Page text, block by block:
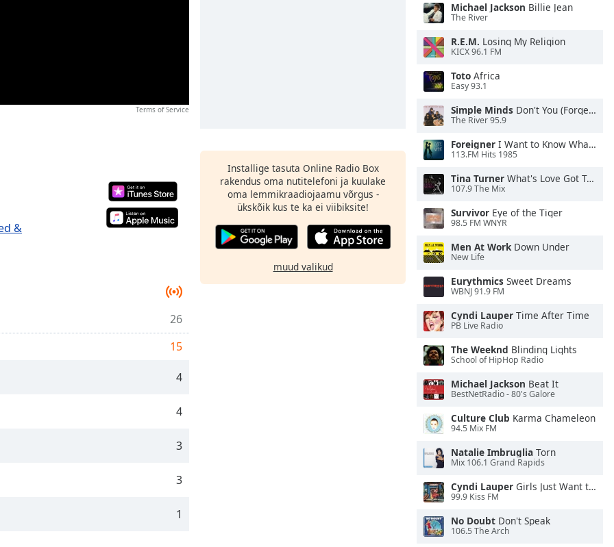
Terms of Service
&
26
15
4
4
3
3
1
Installige tasuta Online Radio Box
rakendus oma nutitelefoni ja kuulake
oma lemmikraadiojaamu võrgus -
ükskõik kus te ka ei viibiksite!
muud valikud
Michael Jackson Billie Jean
The River
R.E.M. Losing My Religion
KICX 96.1 FM
Toto Africa
Easy 93.1
Simple Minds Don't You (Forget About Me)
The River 95.9
Foreigner I Want to Know What Love Is
113.FM Hits 1985
Tina Turner What's Love Got To Do With It
107.9 The Mix
Survivor Eye of the Tiger
98.5 FM WNYR
Men At WorkDown Under
New Life
Eurythmics Sweet Dreams
WBNJ 91.9 FM
Cyndi Lauper Time After Time
PB Live Radio
The Weeknd Blinding Lights
School of HipHop Radio
Michael Jackson Beat It
BestNetRadio - 80's Galore
Culture Club Karma Chameleon
94.5 Mix FM
Natalie Imbruglia Torn
Mix 106.1 Grand Rapids
Cyndi Lauper Girls Just Want to Have Fun
99.9 Kiss FM
No Doubt Don't Speak
106.5 The Arch